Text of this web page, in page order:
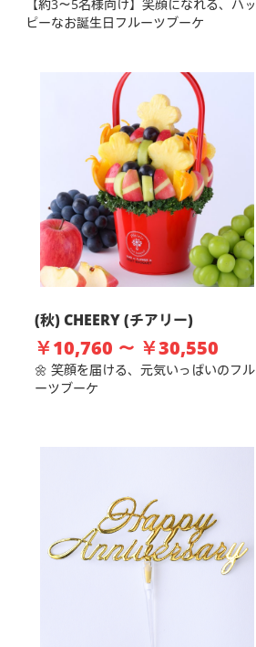
【約3～5名様向け】笑顔になれる、ハッ
ピーなお誕生日フルーツブーケ
(秋) CHEERY (チアリー)
￥10,760 ～ ￥30,550
🌼 笑顔を届ける、元気いっぱいのフル
ーツブーケ